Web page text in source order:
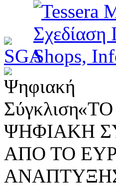
ΨΗΦΙΑΚΗ
ΑΠΟ ΤΟ